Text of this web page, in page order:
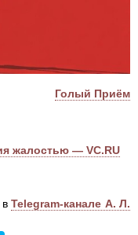
Голый Приём
жалостью — VC.RU
Telegram-канале А. Л.